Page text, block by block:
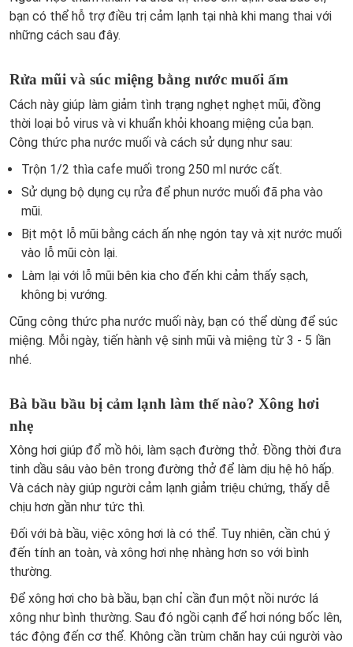
bạn có thể hỗ trợ điều trị cảm lạnh tại nhà khi mang thai với
những cách sau đây.
Rửa mũi và súc miệng bằng nước muối ấm
Cách này giúp làm giảm tình trạng nghẹt nghẹt mũi, đồng
thời loại bỏ virus và vi khuẩn khỏi khoang miệng của bạn.
Công thức pha nước muối và cách sử dụng như sau:
Trộn 1/2 thìa cafe muối trong 250 ml nước cất.
Sử dụng bộ dụng cụ rửa để phun nước muối đã pha vào
mũi.
Bịt một lỗ mũi bằng cách ấn nhẹ ngón tay và xịt nước muối
vào lỗ mũi còn lại.
Làm lại với lỗ mũi bên kia cho đến khi cảm thấy sạch,
không bị vướng.
Cũng công thức pha nước muối này, bạn có thể dùng để súc
miệng. Mỗi ngày, tiến hành vệ sinh mũi và miệng từ 3 - 5 lần
nhé.
Bà bầu bầu bị cảm lạnh làm thế nào? Xông hơi
nhẹ
Xông hơi giúp đổ mồ hôi, làm sạch đường thở. Đồng thời đưa
tinh dầu sâu vào bên trong đường thở để làm dịu hệ hô hấp.
Và cách này giúp người cảm lạnh giảm triệu chứng, thấy dễ
chịu hơn gần như tức thì.
Đối với bà bầu, việc xông hơi là có thể. Tuy nhiên, cần chú ý
đến tính an toàn, và xông hơi nhẹ nhàng hơn so với bình
thường.
Để xông hơi cho bà bầu, bạn chỉ cần đun một nồi nước lá
xông như bình thường. Sau đó ngồi cạnh để hơi nóng bốc lên,
tác động đến cơ thể. Không cần trùm chăn hay cúi người vào